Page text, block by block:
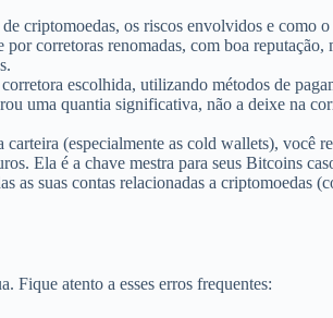
criptomoedas, os riscos envolvidos e
por corretoras renomadas, com boa
escolhida, utilizando métodos de
uma quantia significativa, não a deixe na
(especialmente as cold wallets), você
Ela é a chave mestra para seus Bitcoins
as suas contas relacionadas a criptomoedas
Fique atento a esses erros frequentes: